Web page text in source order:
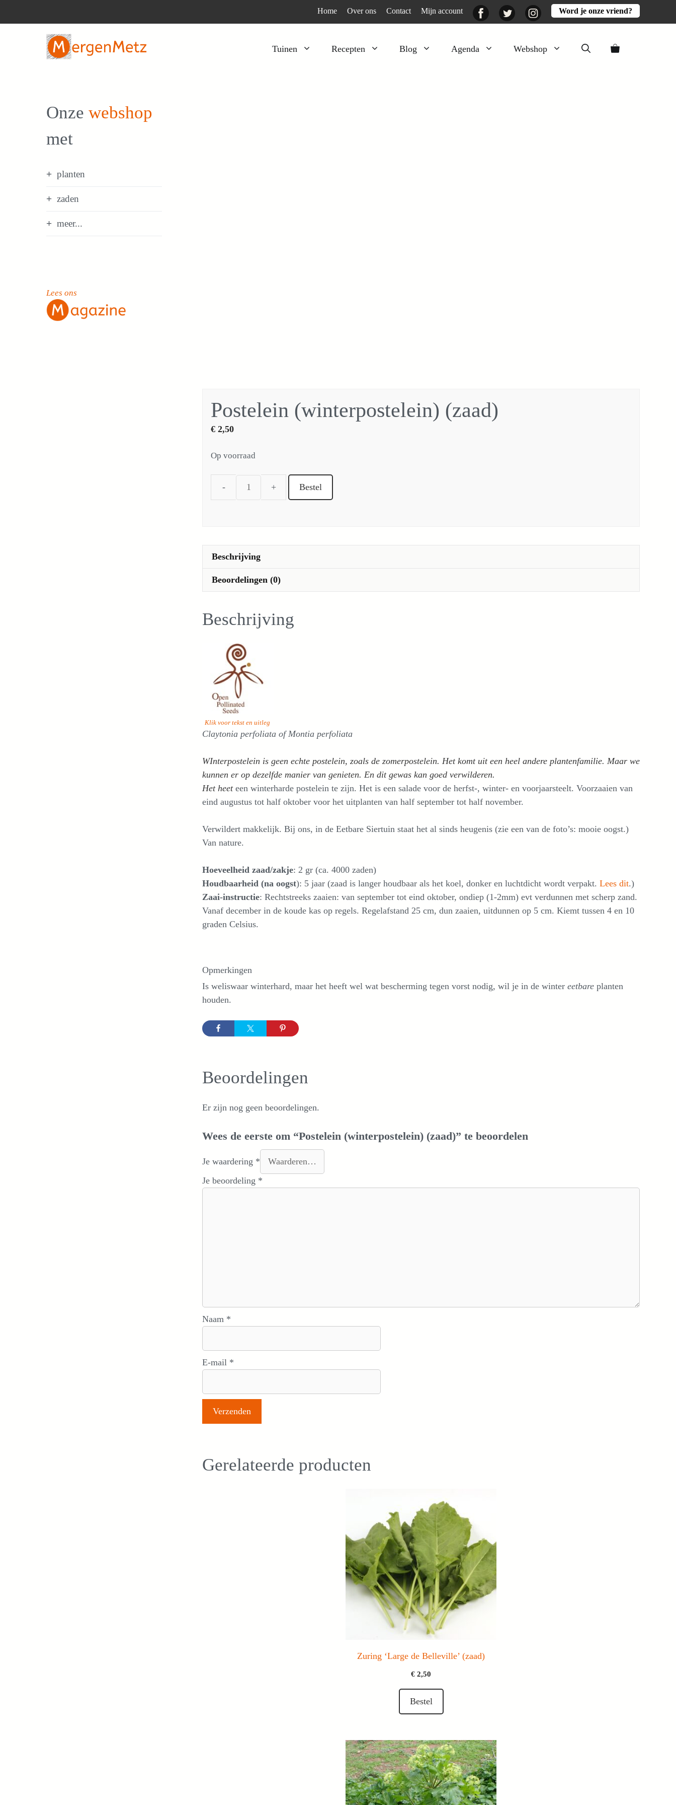
Home Over ons Contact Mijn account FacebookTwitter InstagramWord je onze vriend?
Tuinen Recepten Blog Agenda Webshop
Postelein (winterpostelein) (zaad)
€ 2,50
Op voorraad
Postelein
Bestel
Beschrijving
Beoordelingen (0)
Beschrijving
Klik voor tekst en uitleg
Claytonia perfoliata of Montia perfoliata
WInterpostelein is geen echte postelein, zoals de zomerpostelein. Het komt uit een heel andere plantenfamilie. Maar we
kunnen er op dezelfde manier van genieten. En dit gewas kan goed verwilderen.
Het heet een winterharde postelein te zijn. Het is een salade voor de herfst-, winter- en voorjaarsteelt. Voorzaaien van
eind augustus tot half oktober voor het uitplanten van half september tot half november.
Verwildert makkelijk. Bij ons, in de Eetbare Siertuin staat het al sinds heugenis (zie een van de foto’s: mooie oogst.)
Van nature.
Hoeveelheid zaad/zakje: 2 gr (ca. 4000 zaden)
Houdbaarheid (na oogst): 5 jaar (zaad is langer houdbaar als het koel, donker en luchtdicht wordt verpakt. Lees dit.)
Zaai-instructie: Rechtstreeks zaaien: van september tot eind oktober, ondiep (1-2mm) evt verdunnen met scherp zand.
Vanaf december in de koude kas op regels. Regelafstand 25 cm, dun zaaien, uitdunnen op 5 cm. Kiemt tussen 4 en 10
graden Celsius.
Opmerkingen
Is weliswaar winterhard, maar het heeft wel wat bescherming tegen vorst nodig, wil je in de winter eetbare planten
houden.
Beoordelingen
Er zijn nog geen beoordelingen.
Wees de eerste om “Postelein (winterpostelein) (zaad)” te beoordelen
Je waardering *
Je beoordeling *
Naam *
E-mail *
Gerelateerde producten
Zuring ‘Large de Belleville’ (zaad)
€ 2,50
Bestel
Onze webshop
met
planten
zaden
meer...
Lees ons